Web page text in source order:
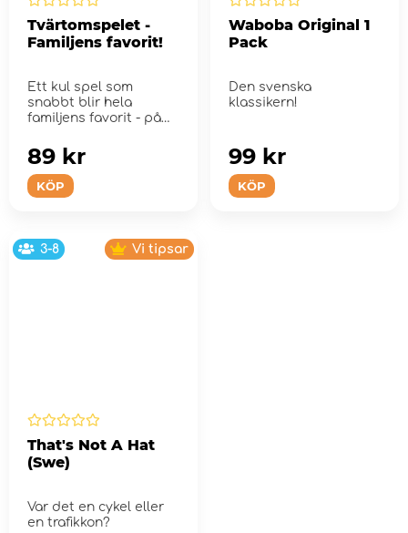
Tvärtomspelet -
Familjens favorit!
Ett kul spel som
snabbt blir hela
familjens favorit - på
KÖP
89 kr
Waboba Original 1
Pack
Den svenska
klassikern!
KÖP
99 kr
3-8 Vi tipsar
That's Not A Hat
(Swe)
Var det en cykel eller
en trafikkon?